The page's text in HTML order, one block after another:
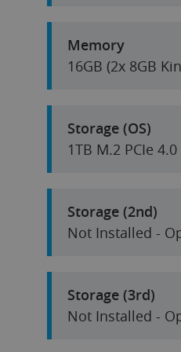
Memory
16GB (2x 8GB
Storage (OS)
1TB M.2 PCIe
Storage (2nd)
Not Installed -
Storage (3rd)
Not Installed -